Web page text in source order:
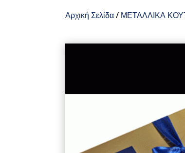
Αρχική Σελίδα/ ΜΕΤΑΛΛΙΚΑ